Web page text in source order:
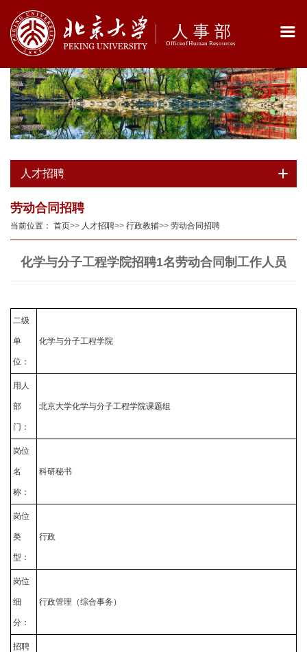
人才招聘
劳动合同招聘
当前位置： 首页>> 人才招聘>> 行政教辅>> 劳动合同招聘
化学与分子工程学院招聘1名劳动合同制工作人员
二级
单
位：
化学与分子工程学院
用人
部
门：
北京大学化学与分子工程学院课题组
岗位
名
称：
科研秘书
岗位
类
型：
行政
岗位
细
分：
行政管理（综合事务）
招聘